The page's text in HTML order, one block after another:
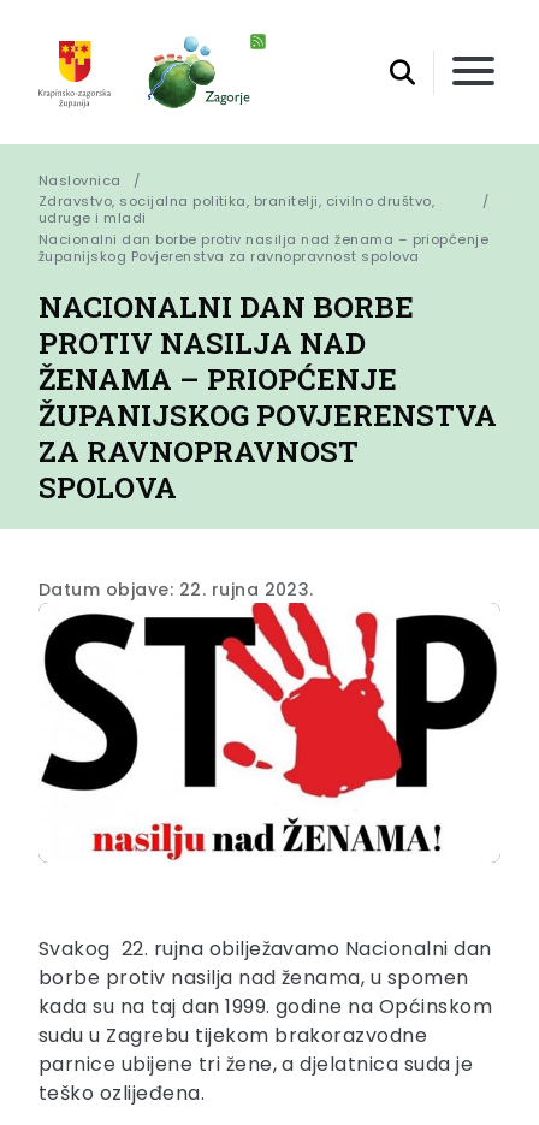
Naslovnica
Zdravstvo, socijalna politika, branitelji, civilno društvo,
udruge i mladi
Nacionalni dan borbe protiv nasilja nad ženama – priopćenje
županijskog Povjerenstva za ravnopravnost spolova
NACIONALNI DAN BORBE
PROTIV NASILJA NAD
ŽENAMA – PRIOPĆENJE
ŽUPANIJSKOG POVJERENSTVA
ZA RAVNOPRAVNOST
SPOLOVA
Datum objave: 22. rujna 2023.
Svakog 22. rujna obilježavamo Nacionalni dan
borbe protiv nasilja nad ženama, u spomen
kada su na taj dan 1999. godine na Općinskom
sudu u Zagrebu tijekom brakorazvodne
parnice ubijene tri žene, a djelatnica suda je
teško ozlijeđena.